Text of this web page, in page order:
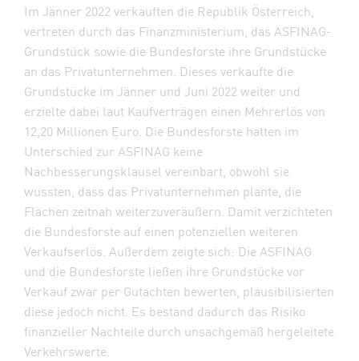
Im Jänner 2022 verkauften die Republik Österreich,
vertreten durch das Finanzministerium, das ASFINAG­-
Grundstück sowie die Bundesforste ihre Grundstücke
an das Privatunternehmen. Dieses verkaufte die
Grundstücke im Jänner und Juni 2022 weiter und
erzielte dabei laut Kaufverträgen einen Mehrerlös von
12,20 Millionen Euro. Die Bundesforste hatten im
Unterschied zur ASFINAG keine
Nachbesserungsklausel vereinbart, obwohl sie
wussten, dass das Privatunternehmen plante, die
Flächen zeitnah weiterzuveräußern. Damit verzichteten
die Bundesforste auf einen potenziellen weiteren
Verkaufserlös. Außerdem zeigte sich: Die ASFINAG
und die Bundesforste ließen ihre Grundstücke vor
Verkauf zwar per Gutachten bewerten, plausibilisierten
diese jedoch nicht. Es bestand dadurch das Risiko
finanzieller Nachteile durch unsachgemäß hergeleitete
Verkehrswerte.